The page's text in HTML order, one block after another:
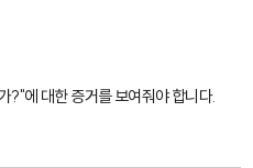
?"에 대한 증거를 보여줘야 합니다.